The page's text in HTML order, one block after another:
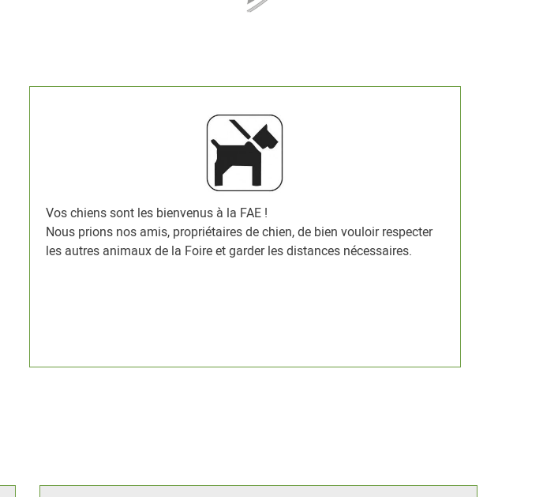
Vos chiens sont les bienvenus à la FAE !
Nous prions nos amis, propriétaires de chien, de bien vouloir respecter
les autres animaux de la Foire et garder les distances nécessaires.